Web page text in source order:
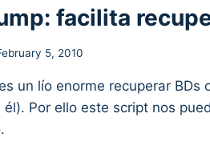
facilita
5, 2010
un lío enorme recuperar
él). Por ello este script nos